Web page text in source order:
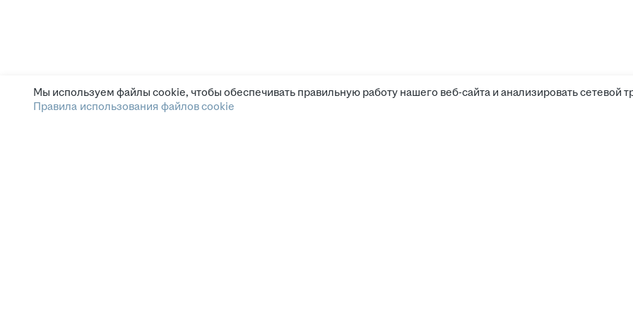
Мы используем файлы cookie, чтобы обеспечивать правильную работу нашего веб-сайта и анализировать сетевой
Правила использования файлов cookie